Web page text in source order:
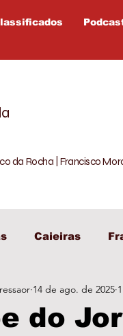
da Rocha | Francisco
Caieiras
Legislativo
do
14 de ago. de 2025